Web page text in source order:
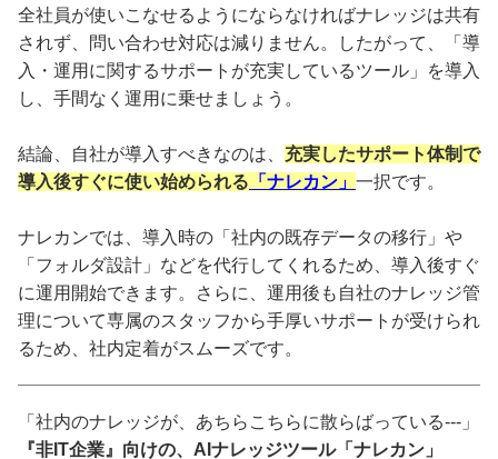
全社員が使いこなせるようにならなければナレッジは共有
されず、問い合わせ対応は減りません。したがって、「導
入・運用に関するサポートが充実しているツール」を導入
し、手間なく運用に乗せましょう。
結論、自社が導入すべきなのは、 充実したサポート体制で
導入後すぐに使い始められる 「ナレカン」 一択です。
ナレカンでは、導入時の「社内の既存データの移行」や
「フォルダ設計」などを代行してくれるため、導入後すぐ
に運用開始できます。さらに、運用後も自社のナレッジ管
理について専属のスタッフから手厚いサポートが受けられ
るため、社内定着がスムーズです。
「社内のナレッジが、あちらこちらに散らばっている---」
『非IT企業』向けの、AIナレッジツール「ナレカン」